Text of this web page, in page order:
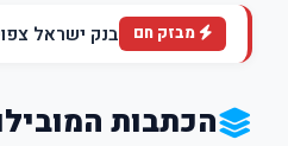
מבזק חם בנק ישראל צפוי
הכתבות